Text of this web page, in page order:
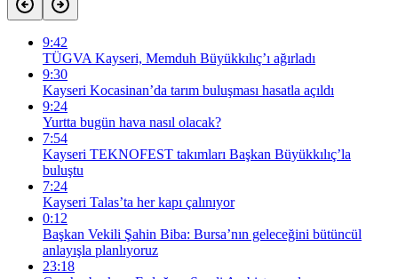
9:42
TÜGVA Kayseri, Memduh Büyükkılıç’ı ağırladı
9:30
Kayseri Kocasinan’da tarım buluşması hasatla açıldı
9:24
Yurtta bugün hava nasıl olacak?
7:54
Kayseri TEKNOFEST takımları Başkan Büyükkılıç’la
buluştu
7:24
Kayseri Talas’ta her kapı çalınıyor
0:12
Başkan Vekili Şahin Biba: Bursa’nın geleceğini bütüncül
anlayışla planlıyoruz
23:18